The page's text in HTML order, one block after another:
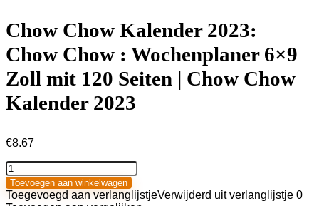
Chow Chow Kalender 2023:
Chow Chow : Wochenplaner 6×9
Zoll mit 120 Seiten | Chow Chow
Kalender 2023
€8.67
Chow
Chow
Kalender
Toevoegen aan winkelwagen
Toegevoegd aan verlanglijstjeVerwijderd uit verlanglijstje 0